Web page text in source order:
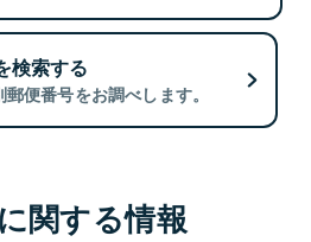
検索する
便番号をお調べします。
関する情報